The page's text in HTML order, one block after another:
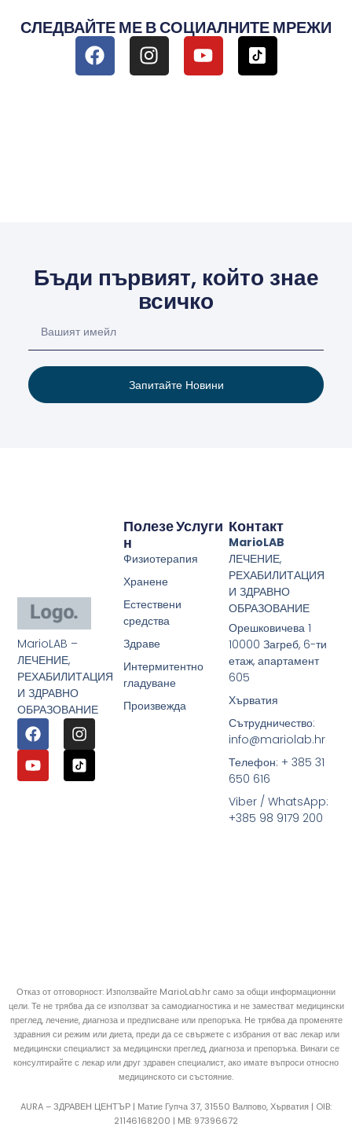
СЛЕДВАЙТЕ МЕ В СОЦИАЛНИТЕ МРЕЖИ
Бъди първият, който знае
всичко
Запитайте Новини
MarioLAB –
ЛЕЧЕНИЕ,
РЕХАБИЛИТАЦИЯ
И ЗДРАВНО
ОБРАЗОВАНИЕ
Услуги
Полезе
Н
Физиотерапия
Хранене
Естествени
средства
Здраве
Интермитентно
гладуване
Произвежда
Контакт
MarioLAB
ЛЕЧЕНИЕ,
РЕХАБИЛИТАЦИЯ
И ЗДРАВНО
ОБРАЗОВАНИЕ
Орешковичева 1
10000 Загреб, 6-ти
етаж, апартамент
605
Хърватия
Сътрудничество:
info@mariolab.hr
Телефон: + 385 31
650 616
Viber / WhatsApp:
+385 98 9179 200
Отказ от отговорност: Използвайте MarioLab.hr само за общи информационни
цели. Те не трябва да се използват за самодиагностика и не заместват медицински
преглед, лечение, диагноза и предписване или препоръка. Не трябва да променяте
здравния си режим или диета, преди да се свържете с избрания от вас лекар или
медицински специалист за медицински преглед, диагноза и препоръка. Винаги се
консултирайте с лекар или друг здравен специалист, ако имате въпроси относно
медицинското си състояние.
AURA – ЗДРАВЕН ЦЕНТЪР | Матие Гупча 37, 31550 Валпово, Хърватия | OIB:
21146168200 | MB: 97396672